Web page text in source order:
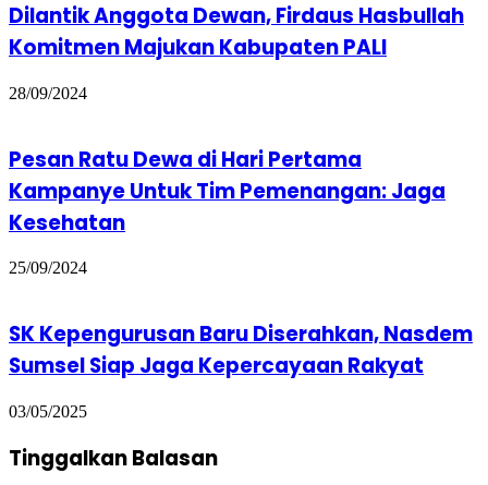
Dilantik Anggota Dewan, Firdaus Hasbullah
Komitmen Majukan Kabupaten PALI
28/09/2024
Pesan Ratu Dewa di Hari Pertama
Kampanye Untuk Tim Pemenangan: Jaga
Kesehatan
25/09/2024
SK Kepengurusan Baru Diserahkan, Nasdem
Sumsel Siap Jaga Kepercayaan Rakyat
03/05/2025
Tinggalkan Balasan